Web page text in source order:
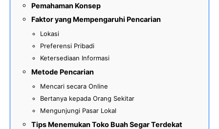
Pemahaman Konsep
Faktor yang Mempengaruhi Pencarian
Lokasi
Preferensi Pribadi
Ketersediaan Informasi
Metode Pencarian
Mencari secara Online
Bertanya kepada Orang Sekitar
Mengunjungi Pasar Lokal
Tips Menemukan Toko Buah Segar Terdekat